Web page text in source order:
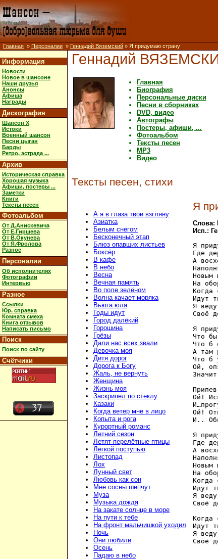
Главная » Персоналии » Геннадий Вяземский » Я придумаю страну
Информация
Новости
Новое в шансоне
Наши друзья
Анонсы
Афиша
Награды
Дискография
Шансон X
Истоки
Военный шансон
Песни цыган
Барды
Ретро, эстрада ...
Архив
Историческая справка
Хорошая музыка
Афиши, постеры ...
Заметки
Книги
Тексты песен
Фотоальбом
От Д.Анискевича
От Е.Гиршева
От В.Окунева
От Я.Фролова
Разное
Персоналии
Об исполнителях
Фотографии
Интервью
Разное
Ссылки
Юр. справка
Комната смеха
Книга отзывов
Написать письмо
Поиск
Поиск по сайту
Счётчики
Геннадий
Главная
Биография
Персональные диски
Песни в сборниках
DVD, видео
Автографы
Постеры, афиши, ...
Фотоальбом
Тексты песен
MP3
Видео
Тексты песен, стихи
А я в глаза твои взгляну
Азиатка
Белым снегом
Бесконечный этап
Блюз опавших листьев
Боксёр
В кафе
В небо
Весна
Вечная память
Во поле зелёном
Волна качает моряка
Вьюга юла
Годы идут
Город далёкий
Горошина
Грёзы
Дали нас всех звали
Девочка моя
Дитя дорог
Дорога к Богу
Жаль, не вернуть
Женщина
Жизнь моя
Заскрипел по стеклу
Казаки
Когда ветер мне в лицо
Копыта и рога
Курортный романс
Летний сезон
Летят перелётные птицы
Лёгкой поступью
Листопад
Лох
Лунный свет
Любовь как сон
Мне сосны шепчут
Муза
Музыка дождя
На закате солнце в море
На пути к тебе
На фронт мальчишкой уходил
Ночь
Они любили
Осень
Падаю в небо
Я
Слова:
Исп.:
Я
Где
А
Новым
На
Когда
Идут
Я
Своё
Я
Что
Что б
А там
Что б
Ой,
Ой!
Ой!
И..
Я
Где
А
Новым
На
Когда
Идут
Я
Своё
Когда
Идут
Я
Своё